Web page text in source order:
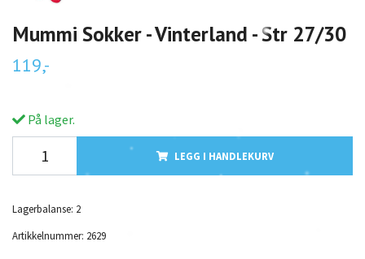
Mummi Sokker - Vinterland - Str 27/30
119,-
På lager.
LEGG I HANDLEKURV
Lagerbalanse: 2
Artikkelnummer: 2629